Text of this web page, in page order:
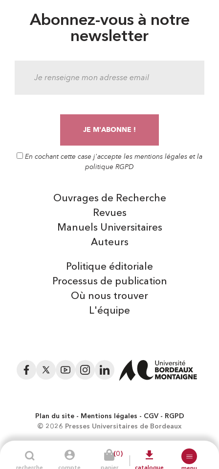
(0)
Abonnez-vous à notre
newsletter
En cochant cette case j'accepte les mentions légales et la
politique RGPD
Auteurs
Manuels Universitaires
Ouvrages de Recherche
Revues
Politique éditoriale
Processus de publication
Où nous trouver
L'équipe
Facebook
Twitter YouTubeInstagramLinkedIn
Plan du site Mentions légales CGV
RGPD
© 2026 Presses Universitaires de Bordeaux